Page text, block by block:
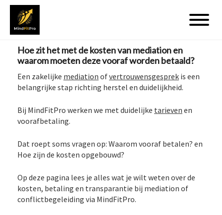
Hoe zit het met de kosten van mediation en
waarom moeten deze vooraf worden betaald?
Een zakelijke mediation ofvertrouwensgesprek is een
belangrijke stap richting herstel en duidelijkheid.
Bij MindFitPro werken we met duidelijke tarieven en
voorafbetaling.
Dat roept soms vragen op: Waarom vooraf betalen? en
Hoe zijn de kosten opgebouwd?
Op deze pagina lees je alles wat je wilt weten over de
kosten, betaling en transparantie bij mediation of
conflictbegeleiding via MindFitPro.